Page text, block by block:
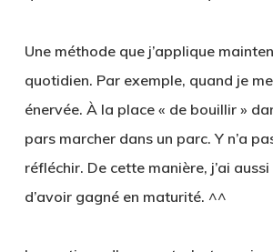
Une méthode que j’applique
quotidien. Par exemple, quand je
énervée. À la place « de bouillir »
pars marcher dans un parc. Y n’a
réfléchir. De cette manière, j’ai aussi
d’avoir gagné en maturité. ^^